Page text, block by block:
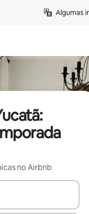
Algumas
no Airbnb
disponíveis, explore-